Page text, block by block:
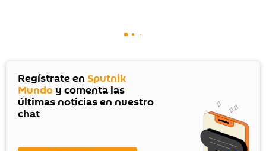
Regístrate en Sputnik
Mundo y comenta las
últimas noticias en nuestro
chat